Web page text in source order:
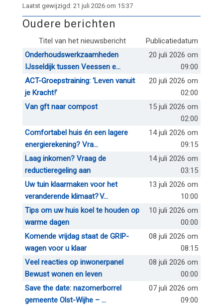
Laatst gewijzigd: 21 juli 2026 om 15:37
Oudere berichten
Titel van het nieuwsbericht
Publicatiedatum
Onderhoudswerkzaamheden
IJsseldijk tussen Veessen e...
20 juli 2026 om
09:00
ACT-Groepstraining: ‘Leven vanuit
je Kracht!’
20 juli 2026 om
02:00
Van gft naar compost
15 juli 2026 om
02:00
Comfortabel huis én een lagere
energierekening? Vra...
14 juli 2026 om
09:15
Laag inkomen? Vraag de
reductieregeling aan
14 juli 2026 om
03:15
Uw tuin klaarmaken voor het
veranderende klimaat? V...
13 juli 2026 om
10:00
Tips om uw huis koel te houden op
warme dagen
10 juli 2026 om
00:00
Komende vrijdag staat de GRIP-
wagen voor u klaar
08 juli 2026 om
08:15
Veel reacties op inwonerpanel
Bewust wonen en leven
08 juli 2026 om
00:00
Save the date: nazomerborrel
gemeente Olst-Wijhe – ...
07 juli 2026 om
09:00